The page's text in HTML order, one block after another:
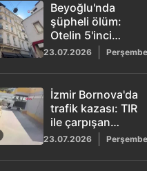
Beyoğlu'nda
şüpheli ölüm:
Otelin 5'inci
katından düşen
aşçı hayatını
kaybetti
23.07.2026 Perşembe
İzmir Bornova'da
trafik kazası: TIR
ile çarpışan
forkliftin kadın
sürücüsü hayatını
kaybetti
23.07.2026 Perşembe